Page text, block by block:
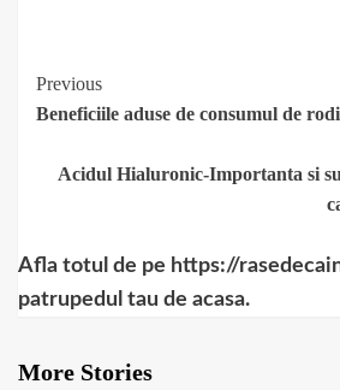
unghiilor cu gel
Continue
Reading
Previous
Beneficiile aduse de consumul de
Acidul Hialuronic-Importanta si
Afla totul de pe https://
patrupedul tau de acasa.
More Stories